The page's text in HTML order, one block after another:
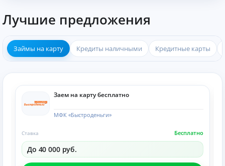
Лучшие предложения
Займы на карту Кредиты наличными Кредитные карты
Заем на карту бесплатно
МФК «Быстроденьги»
Бесплатно
Ставка
До 40 000 руб.